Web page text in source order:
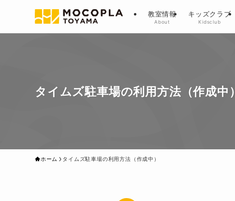
教室情報
About
キッズクラブ
Kidsclub
タイムズ駐車場の利用方法（作成中）
ホーム タイムズ駐車場の利用方法（作成中）